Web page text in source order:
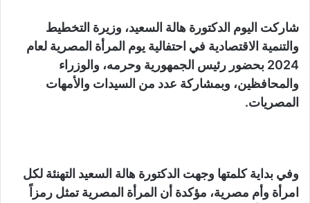
شاركت اليوم الدكتورة هالة السعيد، وزيرة التخطيط
والتنمية الاقتصادية في احتفالية يوم المرأة المصرية لعام
2024 بحضور رئيس الجمهورية وحرمه، والوزراء
والمحافظين، وبمشاركة عدد من السيدات والأمهات
المصريات.
وفي بداية كلمتها وجهت الدكتورة هالة السعيد التهنئة لكل
امرأة وأم مصرية، مؤكدة أن المرأة المصرية تمثل رمزاً